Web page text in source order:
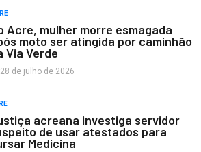
Acre, mulher morre esmagada
moto ser atingida por caminhão
Via Verde
28 de julho de 2026
acreana investiga servidor
de usar atestados para
Medicina